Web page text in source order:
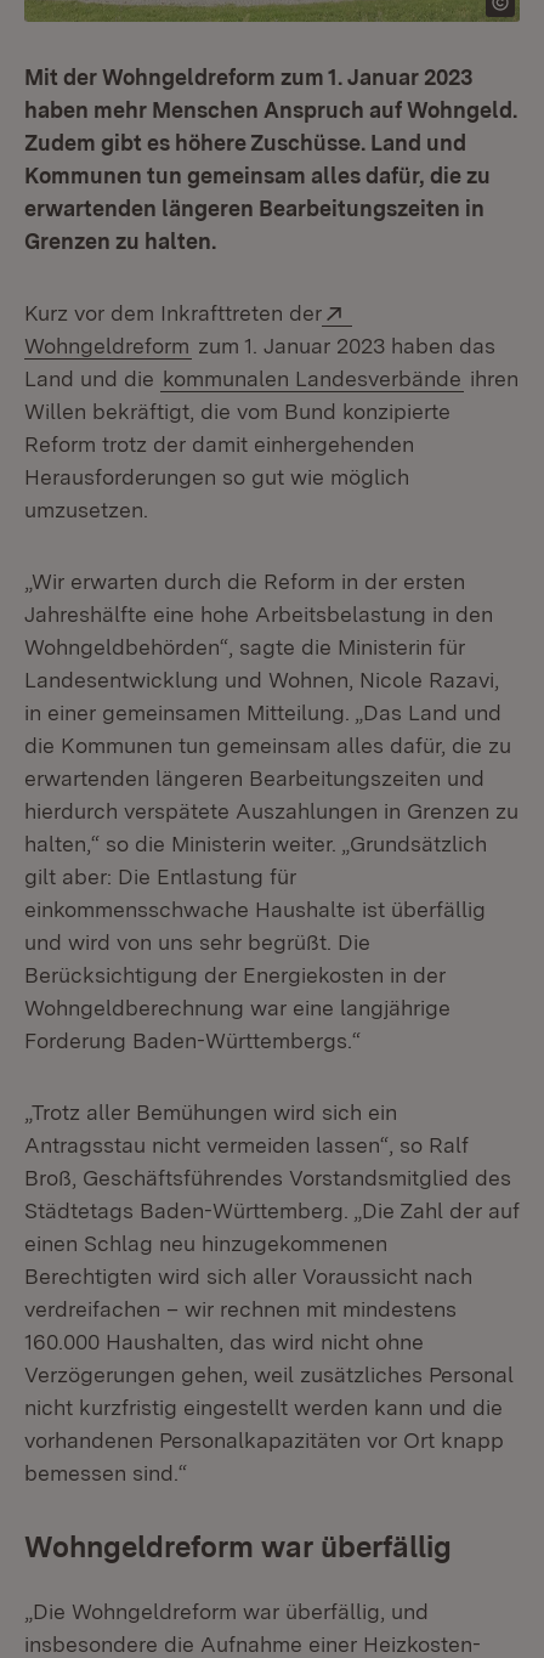
Mit der Wohngeldreform zum 1. Januar 2023
haben mehr Menschen Anspruch auf Wohngeld.
Zudem gibt es höhere Zuschüsse. Land und
Kommunen tun gemeinsam alles dafür, die zu
erwartenden längeren Bearbeitungszeiten in
Grenzen zu halten.
Kurz vor dem Inkrafttreten der
Wohngeldreform (Öffnet in neuem Fenster)
zum 1. Januar 2023 haben das
Land und die kommunalen Landesverbände ihren
Willen bekräftigt, die vom Bund konzipierte
Reform trotz der damit einhergehenden
Herausforderungen so gut wie möglich
umzusetzen.
„Wir erwarten durch die Reform in der ersten
Jahreshälfte eine hohe Arbeitsbelastung in den
Wohngeldbehörden“, sagte die Ministerin für
Landesentwicklung und Wohnen, Nicole Razavi,
in einer gemeinsamen Mitteilung. „Das Land und
die Kommunen tun gemeinsam alles dafür, die zu
erwartenden längeren Bearbeitungszeiten und
hierdurch verspätete Auszahlungen in Grenzen zu
halten,“ so die Ministerin weiter. „Grundsätzlich
gilt aber: Die Entlastung für
einkommensschwache Haushalte ist überfällig
und wird von uns sehr begrüßt. Die
Berücksichtigung der Energiekosten in der
Wohngeldberechnung war eine langjährige
Forderung Baden-Württembergs.“
„Trotz aller Bemühungen wird sich ein
Antragsstau nicht vermeiden lassen“, so Ralf
Broß, Geschäftsführendes Vorstandsmitglied des
Städtetags Baden-Württemberg. „Die Zahl der auf
einen Schlag neu hinzugekommenen
Berechtigten wird sich aller Voraussicht nach
verdreifachen – wir rechnen mit mindestens
160.000 Haushalten, das wird nicht ohne
Verzögerungen gehen, weil zusätzliches Personal
nicht kurzfristig eingestellt werden kann und die
vorhandenen Personalkapazitäten vor Ort knapp
bemessen sind.“
Wohngeldreform war überfällig
„Die Wohngeldreform war überfällig, und
insbesondere die Aufnahme einer Heizkosten-